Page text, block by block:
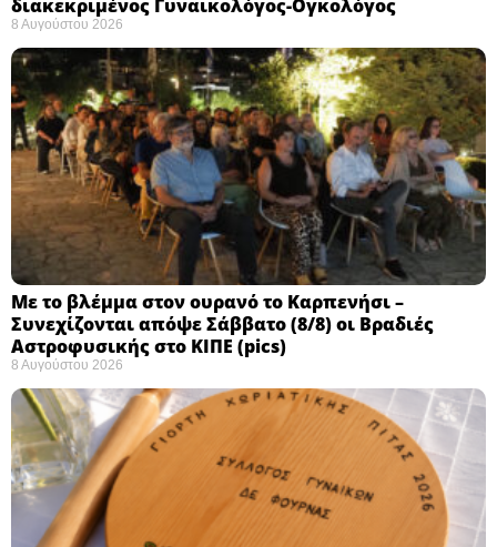
διακεκριμένος Γυναικολόγος-Ογκολόγος
8 Αυγούστου 2026
Με το βλέμμα στον ουρανό το Καρπενήσι –
Συνεχίζονται απόψε Σάββατο (8/8) οι Βραδιές
Αστροφυσικής στο ΚΙΠΕ (pics)
8 Αυγούστου 2026